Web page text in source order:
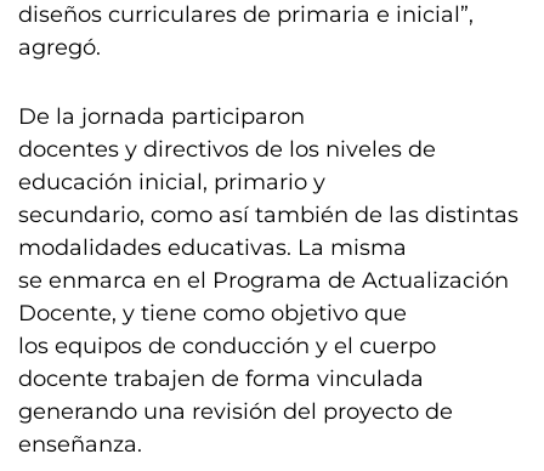
diseños curriculares de primaria e inicial”,
agregó.
De la jornada participaron
docentes y directivos de los niveles de
educación inicial, primario y
secundario, como así también de las distintas
modalidades educativas. La misma
se enmarca en el Programa de Actualización
Docente, y tiene como objetivo que
los equipos de conducción y el cuerpo
docente trabajen de forma vinculada
generando una revisión del proyecto de
enseñanza.